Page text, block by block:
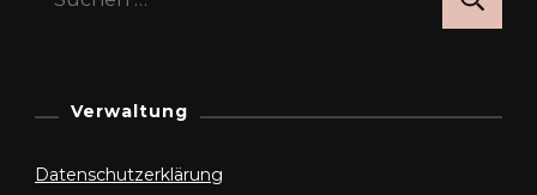
Verwaltung
Datenschutzerklärung